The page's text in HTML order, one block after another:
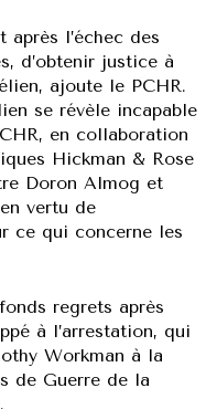
l’échec des
d’obtenir justice à
ajoute le PCHR.
se révèle incapable
en collaboration
Hickman & Rose
Doron Almog et
vertu de
ce qui concerne les
regrets après
à l’arrestation, qui
Workman à la
de Guerre de la